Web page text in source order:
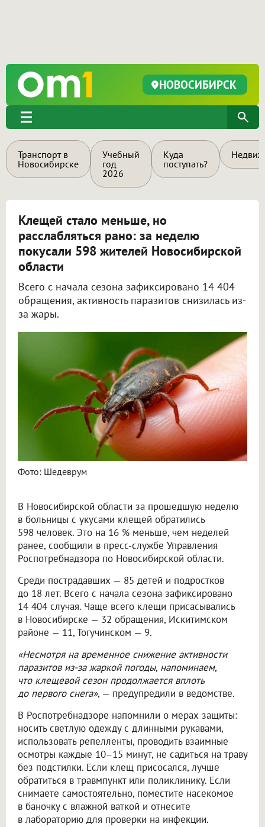
НОВОСИБИРСК
Транспорт в
Новосибирске
Учебный
год
2026
Куда
поступать?
Клещей стало меньше, но
расслабляться рано: за неделю
покусали 598 жителей Новосибирской
области
Всего с начала сезона зафиксировано 14 404
обращения, активность паразитов снизилась из-
за жары.
Фото: Шедеврум
В Новосибирской области за прошедшую неделю
в больницы с укусами клещей обратились
598 человек. Это на 16 % меньше, чем неделей
ранее, сообщили в пресс-службе Управления
Роспотребнадзора по Новосибирской области.
Среди пострадавших — 85 детей и подростков
до 18 лет. Всего с начала сезона зафиксировано
14 404 случая. Чаще всего клещи присасывались
в Новосибирске — 32 обращения, Искитимском
районе — 11, Тогучинском — 9.
«Несмотря на временное снижение активности
паразитов из-за жаркой погоды, напоминаем,
что клещевой сезон продолжается вплоть
до первого снега», — предупредили в ведомстве.
В Роспотребнадзоре напомнили о мерах защиты:
носить светлую одежду с длинными рукавами,
использовать репелленты, проводить взаимные
осмотры каждые 10–15 минут, не садиться на траву
без подстилки. Если клещ присосался, лучше
обратиться в травмпункт или поликлинику. Если
снимаете самостоятельно, поместите насекомое
в баночку с влажной ваткой и отнесите
в лабораторию для проверки на инфекции.